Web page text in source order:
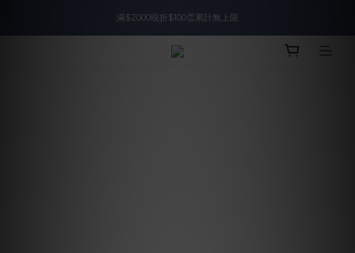
入會即領$888購物金🙌
滿$2000現折$100👏累計無上限
入會即領$888購物金🙌